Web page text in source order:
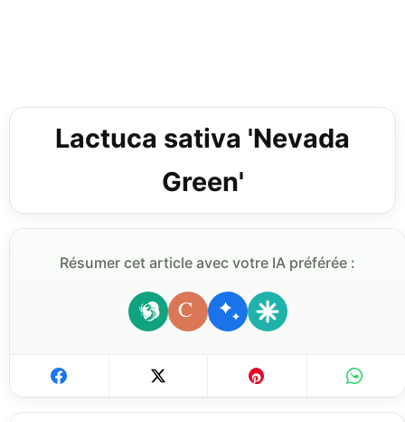
Lactuca sativa 'Nevada
Green'
Résumer cet article avec votre IA préférée :
C